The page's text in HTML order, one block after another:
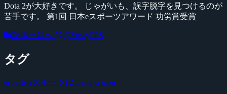
Dota 2が大好きです。 じゃがいも、誤字脱字を見つけるのが
苦手です。 第1回 日本eスポーツアワード 功労賞受賞
記事一覧へ @YossyFPS
タグ
esports(eスポーツ) Zipang Games